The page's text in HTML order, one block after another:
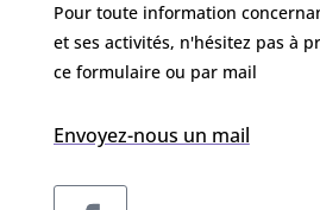
Pour toute information
et ses activités, n'hésitez pas à
ce formulaire ou par mail
Envoyez-nous un mail